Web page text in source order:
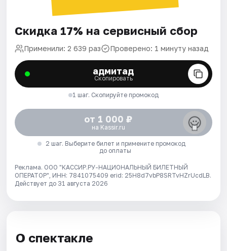
Скидка 17% на сервисный сбор
Применили: 2 639 раз Проверено: 1 минуту назад
адмитад
Скопировать
1 шаг. Скопируйте промокод
от 1 000 ₽
на Kassir.ru
2 шаг. Выберите билет и примените промокод
до оплаты
Реклама. ООО "КАССИР.РУ-НАЦИОНАЛЬНЫЙ БИЛЕТНЫЙ
ОПЕРАТОР", ИНН: 7841075409 erid: 25H8d7vbP8SRTvHZrUcdLB.
Действует до 31 августа 2026
О спектакле